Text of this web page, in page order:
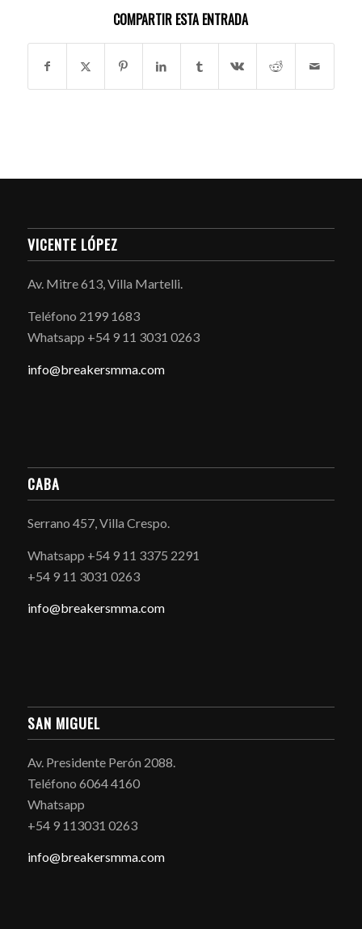
COMPARTIR ESTA ENTRADA
VICENTE LÓPEZ
Av. Mitre 613, Villa Martelli.
Teléfono 2199 1683
Whatsapp +54 9 11 3031 0263
info@breakersmma.com
CABA
Serrano 457, Villa Crespo.
Whatsapp +54 9 11 3375 2291
+54 9 11 3031 0263
info@breakersmma.com
SAN MIGUEL
Av. Presidente Perón 2088.
Teléfono 6064 4160
Whatsapp
+54 9 113031 0263
info@breakersmma.com